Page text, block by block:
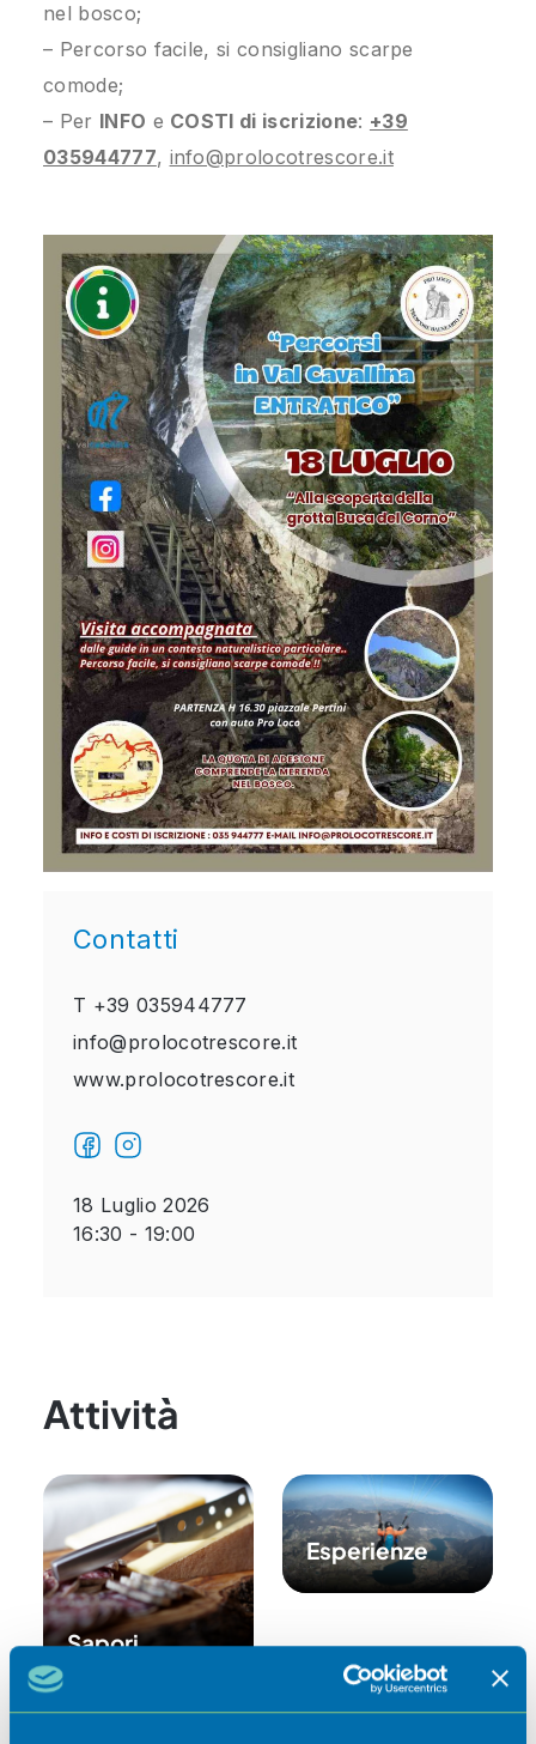
nel bosco;
– Percorso facile, si consigliano scarpe
comode;
– Per INFO e COSTI di iscrizione: +39
035944777, info@prolocotrescore.it
Contatti
T +39 035944777
info@prolocotrescore.it
www.prolocotrescore.it
18 Luglio 2026
16:30 - 19:00
Attività
Sapori
Esperienze